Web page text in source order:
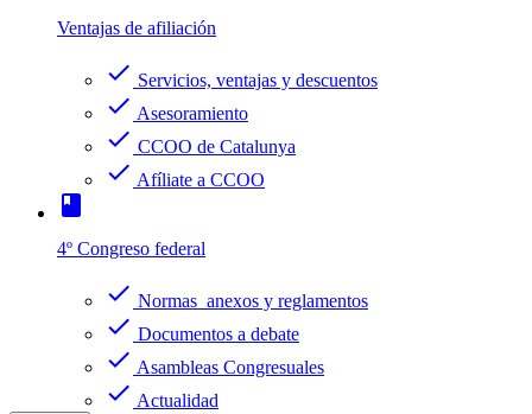
Ventajas de afiliación
check Servicios, ventajas y descuentos
check Asesoramiento
check CCOO de Catalunya
check Afíliate a CCOO
book
4º Congreso federal
check Normas anexos y reglamentos
check Documentos a debate
check Asambleas Congresuales
check Actualidad